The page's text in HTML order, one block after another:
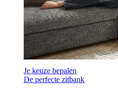
Je keuze bepalen
De perfecte zitbank